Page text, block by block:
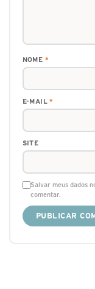
NOME *
E-MAIL*
SITE
Salvar meus dados
comentar.